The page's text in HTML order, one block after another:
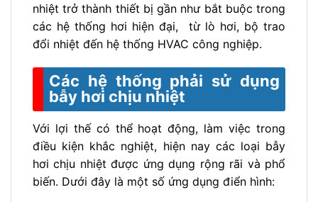
nhiệt trở thành thiết bị gần như bắt buộc trong
các hệ thống hơi hiện đại, từ lò hơi, bộ trao
đổi nhiệt đến hệ thống HVAC công nghiệp.
Các hệ thống phải sử dụng
bẫy hơi chịu nhiệt
Với lợi thế có thể hoạt động, làm việc trong
điều kiện khắc nghiệt, hiện nay các loại bẫy
hơi chịu nhiệt được ứng dụng rộng rãi và phổ
biến. Dưới đây là một số ứng dụng điển hình: